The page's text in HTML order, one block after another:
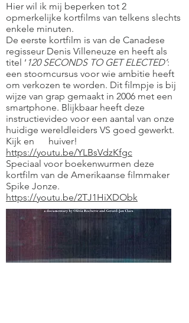
Hier wil ik mij beperken tot 2
opmerkelijke kortfilms van telkens slechts
enkele minuten.
De eerste kortfilm is van de Canadese
regisseur Denis Villeneuze en heeft als
titel ‘ 120 SECONDS TO GET ELECTED’:
een stoomcursus voor wie ambitie heeft
om verkozen te worden. Dit filmpje is bij
wijze van grap gemaakt in 2006 met een
smartphone. Blijkbaar heeft deze
instructievideo voor een aantal van onze
huidige wereldleiders VS goed gewerkt.
Kijk en huiver!
https://youtu.be/YLBsVdzKfgc
Speciaal voor boekenwurmen deze
kortfilm van de Amerikaanse filmmaker
Spike Jonze.
https://youtu.be/2TJ1HiXDObk